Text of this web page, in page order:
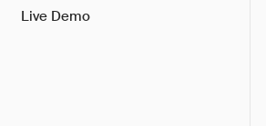
Live Demo